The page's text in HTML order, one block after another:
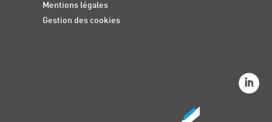
Mentions légales
Gestion des cookies